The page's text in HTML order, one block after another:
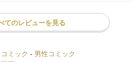
は、わりと軽快に進んでゆき実にストレ
より深く拡がるのでこれまた心がｻﾞﾜｻﾞ
すが描くのはイベント描写だけでなく、
ブ術を丁寧に描くのでためになるしキャ
オトコ編 2位」「第9回マンガ大賞」な
で放映されて第4期の放映待ちと、自分
なんて書かなくてもその魅力はよく知ら
てのレビューを見る
コミック - 男性コミック